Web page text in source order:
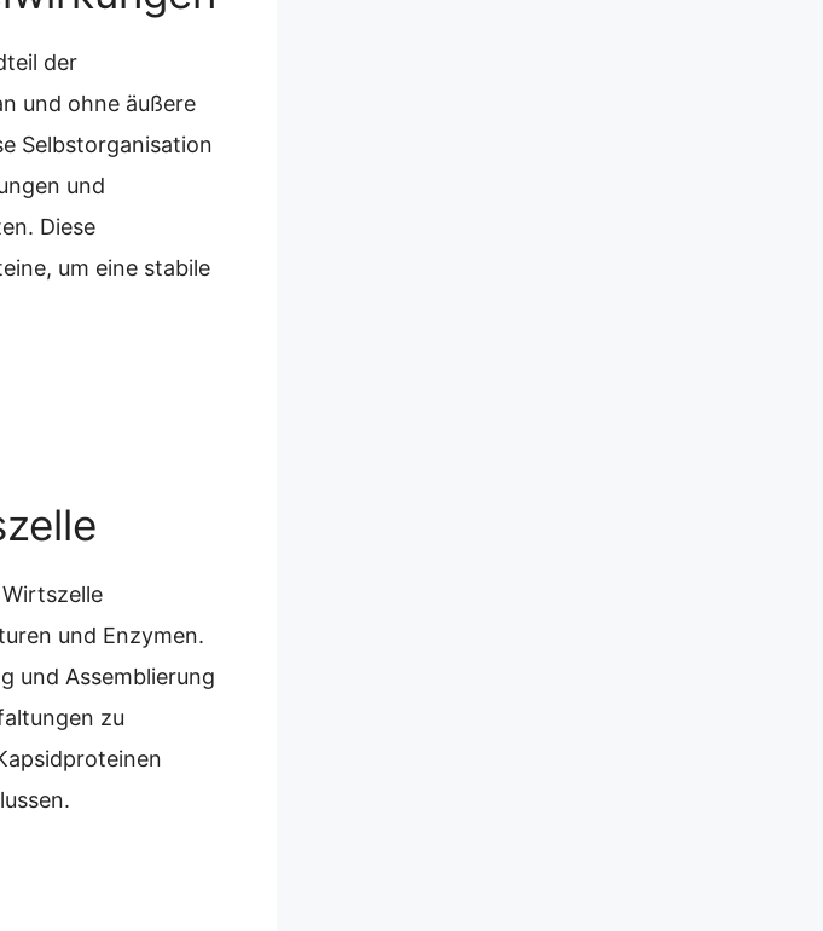
der
und ohne äußere
Selbstorganisation
und
Diese
um eine stabile
und Enzymen.
und Assemblierung
zu